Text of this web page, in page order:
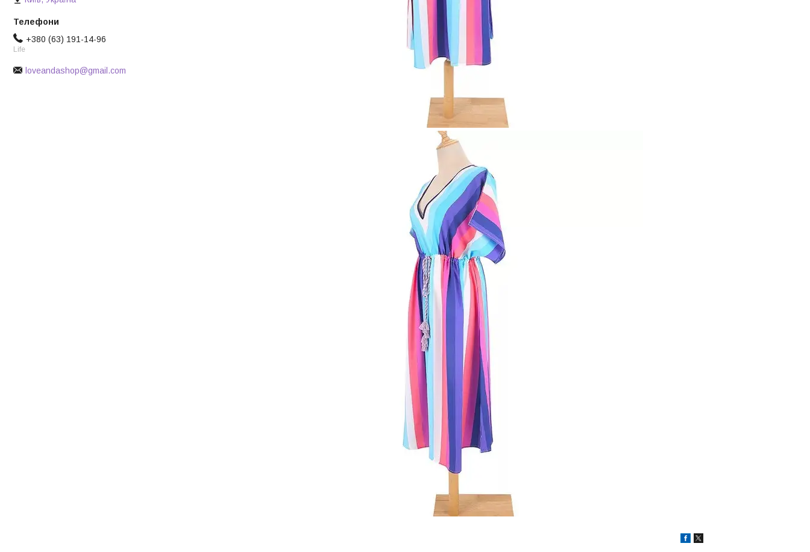
+380 (63) 191-14-96
Life
loveandashop@gmail.com